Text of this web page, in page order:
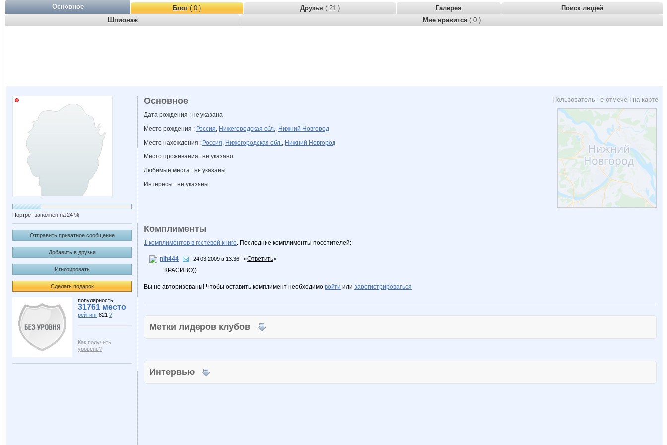
Основное Блог( 0 ) Друзья ( 21 ) Галерея
Поиск людей
Шпионаж
Мне нравится ( 0 )
Портрет заполнен на 24 %
Отправить приватное сообщение
Добавить в друзья
Игнорировать
Сделать подарок
популярность:
31761 место
рейтинг 821 ?
Как получить
уровень?
Пользователь не отмечен на карте
Основное
Дата рождения : не указана
Место рождения : Россия, Нижегородская обл., Нижний Новгород
Место нахождения : Россия, Нижегородская обл., Нижний Новгород
Место проживания : не указано
Любимые места : не указаны
Интересы : не указаны
Комплименты
1 комплиментов в гостевой книге. Последние комплименты посетителей:
nih444 24.03.2009 в 13:36 «Ответить»
КРАСИВО))
Вы не авторизованы! Чтобы оставить комплимент необходимо войти или зарегистрироваться
Метки лидеров клубов
Интервью